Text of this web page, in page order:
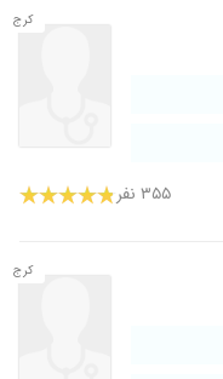
کرج
۳۵۵ نفر
کرج